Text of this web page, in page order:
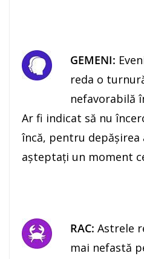
GEMENI:
reda o
nefavorabilă
Ar fi indicat să nu
încă, pentru depăşirea
aşteptaţi un moment
RAC: Astrele
mai nefastă